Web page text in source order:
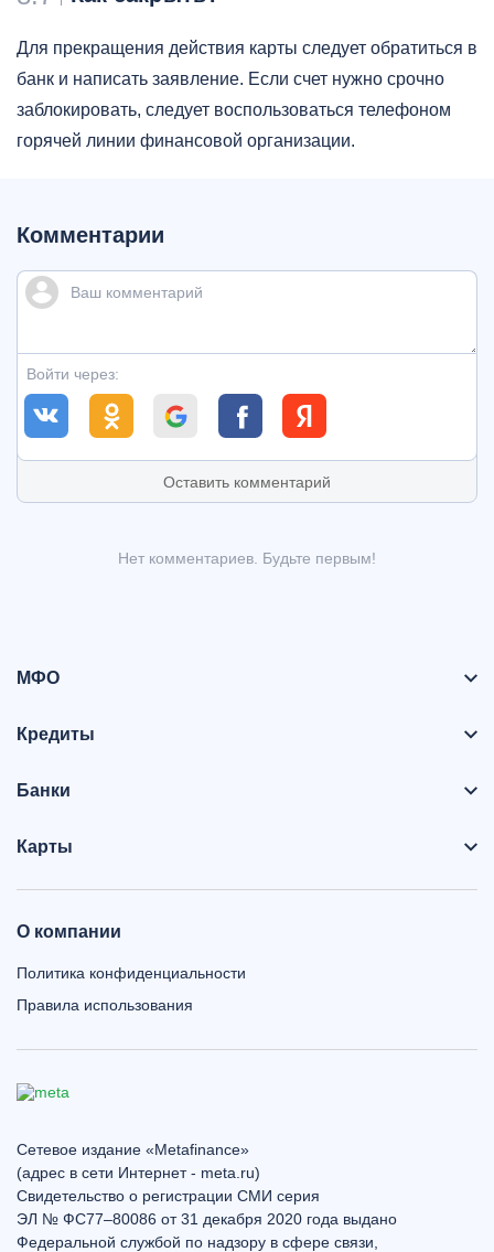
Для прекращения действия карты следует обратиться в
банк и написать заявление. Если счет нужно срочно
заблокировать, следует воспользоваться телефоном
горячей линии финансовой организации.
Комментарии
Войти через:
Оставить комментарий
Нет комментариев. Будьте первым!
МФО
Кредиты
Банки
Карты
О компании
Политика конфиденциальности
Правила использования
Сетевое издание «Metafinance»
(адрес в сети Интернет - meta.ru)
Свидетельство о регистрации СМИ серия
ЭЛ № ФС77–80086 от 31 декабря 2020 года выдано
Федеральной службой по надзору в сфере связи,